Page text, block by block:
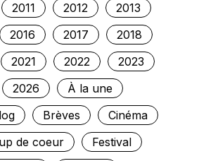
2011 2012
2013
2016 2017
2018
2021 2022
2023
2026
À la une
Brèves
Cinéma
de coeur
Festival